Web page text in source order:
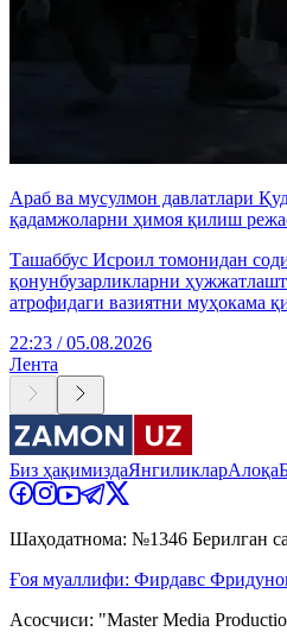
Араб ва мусулмон давлатлари
қадамжоларни ҳимоя қилиш
Ташаббус Исроил томонидан
қонунбузарликларни
атрофидаги вазиятни муҳокама
22:23 / 05.08.2026
Лента
Биз ҳақимиздаЯнгиликларАлоқа
Шаҳодатнома: №1346 Берилган
Ғоя муаллифи: Фирдавс
Асосчиси: "Master Media